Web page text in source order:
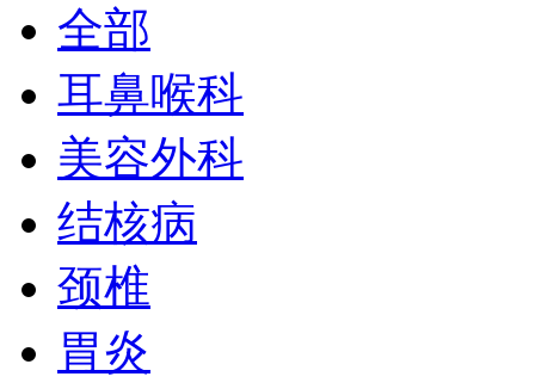
全部
耳鼻喉科
美容外科
结核病
颈椎
胃炎